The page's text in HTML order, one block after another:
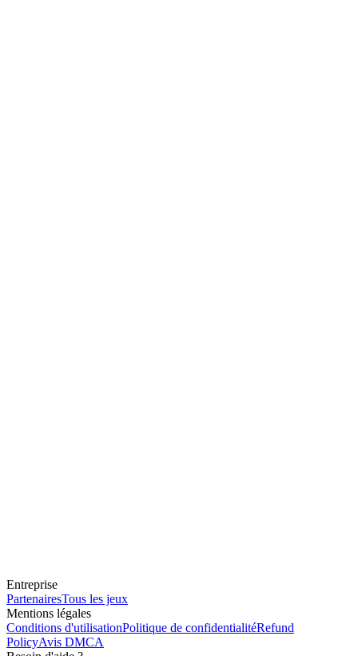
Entreprise
PartenairesTous les jeux
Mentions légales
Conditions d'utilisationPolitique de confidentialitéRefund
PolicyAvis DMCA